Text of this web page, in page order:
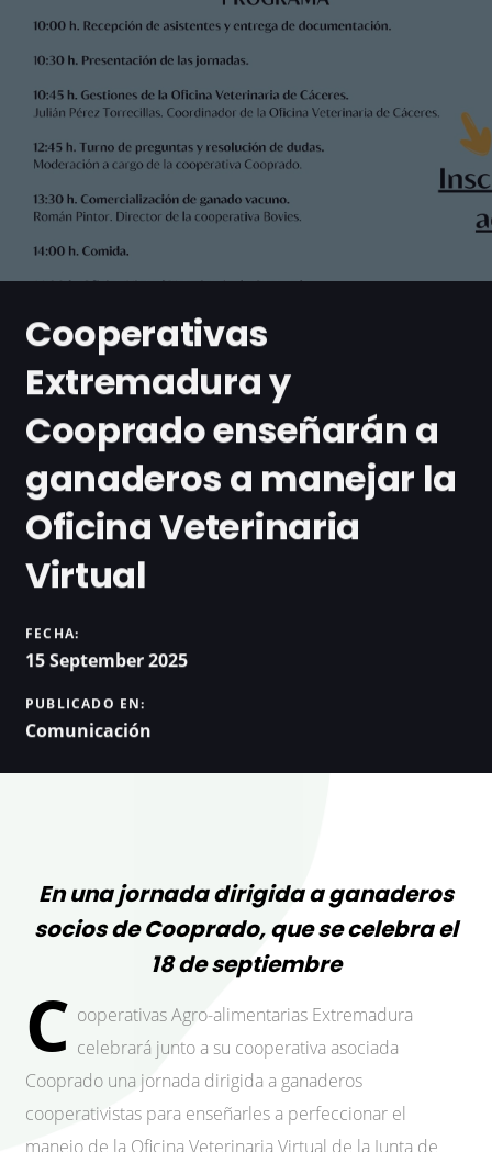
Cooperativas
Extremadura y
Cooprado enseñarán a
ganaderos a manejar la
Oficina Veterinaria
Virtual
FECHA:
15 September 2025
PUBLICADO EN:
Comunicación
En una jornada dirigida a ganaderos
socios de Cooprado, que se celebra el
18 de septiembre
C ooperativas Agro-alimentarias Extremadura
celebrará junto a su cooperativa asociada
Cooprado una jornada dirigida a ganaderos
cooperativistas para enseñarles a perfeccionar el
manejo de la Oficina Veterinaria Virtual de la Junta de